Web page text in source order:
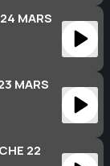
MARS
MARS
22